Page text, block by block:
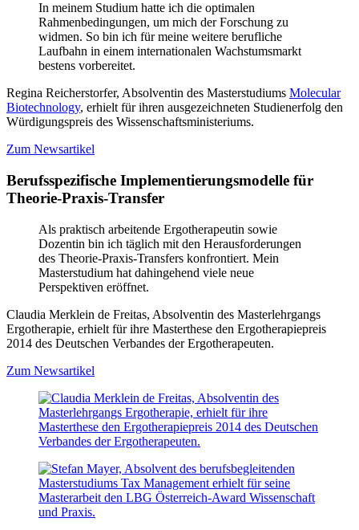
In meinem Studium hatte ich die optimalen
Rahmenbedingungen, um mich der Forschung zu
widmen. So bin ich für meine weitere berufliche
Laufbahn in einem internationalen Wachstumsmarkt
bestens vorbereitet.
Regina Reicherstorfer, Absolventin des Masterstudiums Molecular
Biotechnology, erhielt für ihren ausgezeichneten Studienerfolg den
Würdigungspreis des Wissenschaftsministeriums.
Zum Newsartikel
Berufsspezifische Implementierungsmodelle für
Theorie-Praxis-Transfer
Als praktisch arbeitende Ergotherapeutin sowie
Dozentin bin ich täglich mit den Herausforderungen
des Theorie-Praxis-Transfers konfrontiert. Mein
Masterstudium hat dahingehend viele neue
Perspektiven eröffnet.
Claudia Merklein de Freitas, Absolventin des Masterlehrgangs
Ergotherapie, erhielt für ihre Masterthese den Ergotherapiepreis
2014 des Deutschen Verbandes der Ergotherapeuten.
Zum Newsartikel